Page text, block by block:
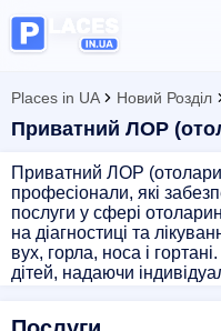
Places in UA Новий Розділ
Приватний ЛОР
Приватний ЛОР
професіонали, які
послуги у сфері
на діагностиці та
вух, горла, носа і
дітей, надаючи